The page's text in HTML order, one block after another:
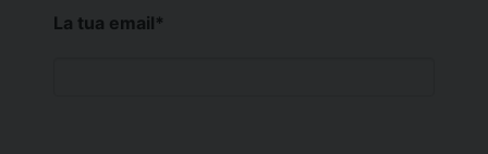
La tua email*